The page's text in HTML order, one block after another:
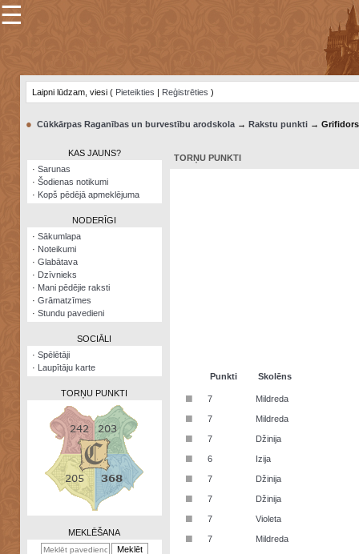
×
Šodienas
notikumi
Visatcera
almanahs
Arhīvs
Zināšanu
☰
Laipni lūdzam, viesi ( Pieteikties | Reģistrēties )
● Cūkkārpas Raganības un burvestību arodskola→ Rakstu punkti→ Grifidors
KAS JAUNS?
· Sarunas
· Šodienas notikumi
· Kopš pēdējā apmeklējuma
NODERĪGI
· Sākumlapa
· Noteikumi
· Glabātava
· Dzīvnieks
· Mani pēdējie raksti
· Grāmatzīmes
· Stundu pavedieni
SOCIĀLI
· Spēlētāji
· Laupītāju karte
TORŅU PUNKTI
MEKLĒŠANA
TORŅU PUNKTI
Punkti Skolēns
■ 7 Mildreda
■ 7 Mildreda
■ 7 Džinija
■ 6 Izija
■ 7 Džinija
■ 7 Džinija
■ 7 Violeta
■ 7 Mildreda